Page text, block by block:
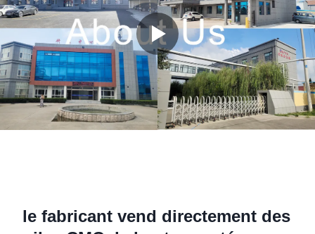
le fabricant vend directement des